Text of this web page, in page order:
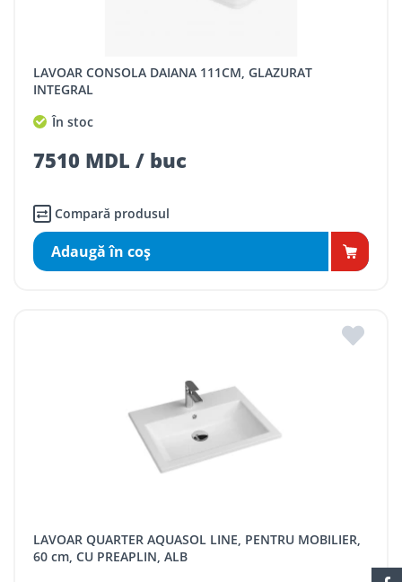
LAVOAR CONSOLA DAIANA 111CM, GLAZURAT
INTEGRAL
În stoc
7510 MDL / buc
Compară produsul
Adaugă în coş
LAVOAR QUARTER AQUASOL LINE, PENTRU MOBILIER,
60 cm, CU PREAPLIN, ALB